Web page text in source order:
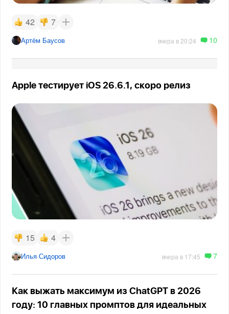
42 7
Артём Баусов вчера в 20:24 10
Apple тестирует iOS 26.6.1, скоро релиз
15 4
Илья Сидоров вчера в 17:45 7
Как выжать максимум из ChatGPT в 2026
году: 10 главных промптов для идеальных